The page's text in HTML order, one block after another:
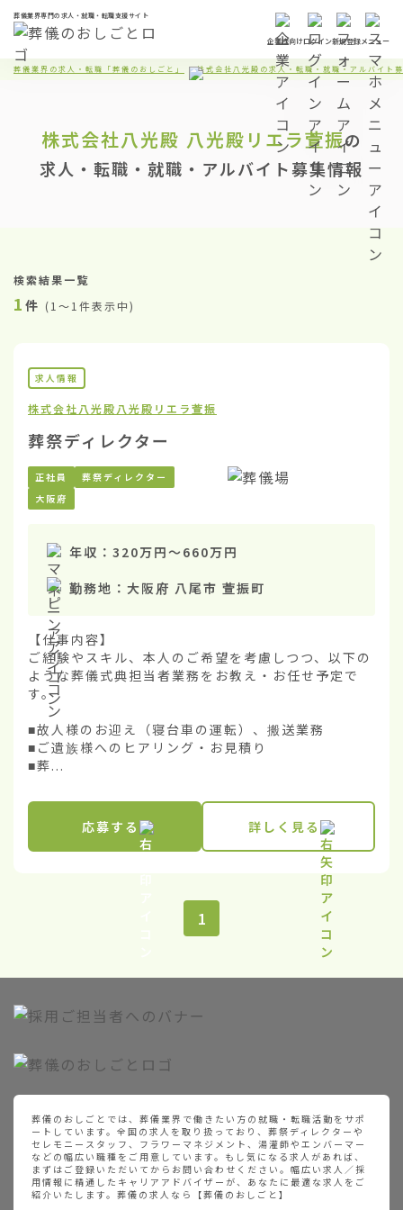
葬儀業界専門の求人・就職・転職支援サイト
企業様向けログイン新規登録メニュー
葬儀業界の求人・転職「葬儀のおしごと」 株式会社八光殿の求人・転職・就職・アルバイト
株式会社八光殿 八光殿リエラ萱振の
求人・転職・就職・アルバイト募集情報
検索結果一覧
1 件 (1〜1件表示中)
求人情報
株式会社八光殿 八光殿リエラ萱振
葬祭ディレクター
正社員
葬祭ディレクター
大阪府
年収： 320万円〜660万円
勤務地： 大阪府 八尾市 萱振町
【仕事内容】
ご経験やスキル、本人のご希望を考慮しつつ、以下の
ような葬儀式典担当者業務をお教え・お任せ予定で
す。
■故人様のお迎え（寝台車の運転）、搬送業務
■ご遺族様へのヒアリング・お見積り
■葬...
応募する 詳しく見る
1
葬儀のおしごとでは、葬儀業界で働きたい方の就職・転職活動をサポ
ートしています。全国の求人を取り扱っており、葬祭ディレクターや
セレモニースタッフ、フラワーマネジメント、湯灌師やエンバーマー
などの幅広い職種をご用意しています。もし気になる求人があれば、
まずはご登録いただいてからお問い合わせください。幅広い求人／採
用情報に精通したキャリアアドバイザーが、あなたに最適な求人をご
紹介いたします。葬儀の求人なら【葬儀のおしごと】